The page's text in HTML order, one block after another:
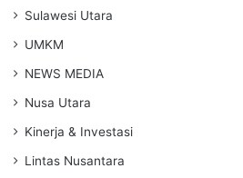
Sulawesi Utara
UMKM
NEWS MEDIA
Nusa Utara
Kinerja & Investasi
Lintas Nusantara